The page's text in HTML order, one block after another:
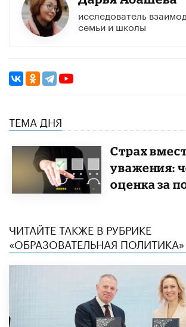
исследователь
семьи и школы
ТЕМА ДНЯ
Страх
уважения:
оценка за
ЧИТАЙТЕ ТАКЖЕ В РУБРИКЕ
«ОБРАЗОВАТЕЛЬНАЯ ПОЛИТИКА»